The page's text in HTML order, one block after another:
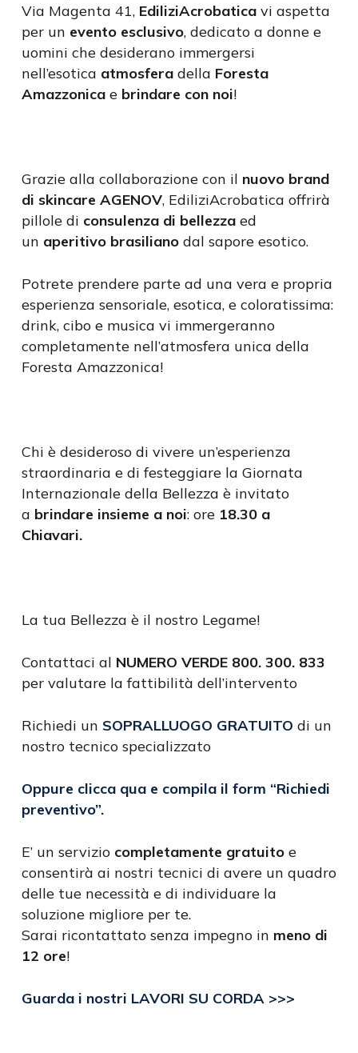
Via Magenta 41, EdiliziAcrobaticavi aspetta
per un evento esclusivo, dedicato a donne e
uomini che desiderano immergersi
nell’esotica atmosferadella Foresta
Amazzonicae brindare con noi!
Grazie alla collaborazione con il nuovo brand
di skincare AGENOV, EdiliziAcrobatica offrirà
pillole di consulenza di bellezzaed
un aperitivo brasilianodal sapore esotico.
Potrete prendere parte ad una vera e propria
esperienza sensoriale, esotica, e coloratissima:
drink, cibo e musica vi immergeranno
completamente nell’atmosfera unica della
Foresta Amazzonica!
Chi è desideroso di vivere un’esperienza
straordinaria e di festeggiare la Giornata
Internazionale della Bellezza è invitato
a brindare insieme a noi: ore 18.30 a
Chiavari.
La tua Bellezza è il nostro Legame!
Contattaci al NUMERO VERDE 800. 300. 833
per valutare la fattibilità dell’intervento
Richiedi un SOPRALLUOGO GRATUITO di un
nostro tecnico specializzato
Oppure clicca qua e compila il form “Richiedi
preventivo”.
E’ un servizio completamente gratuitoe
consentirà ai nostri tecnici di avere un quadro
delle tue necessità e di individuare la
soluzione migliore per te.
Sarai ricontattato senza impegno in meno di
12 ore!
Guarda i nostri LAVORI SU CORDA >>>